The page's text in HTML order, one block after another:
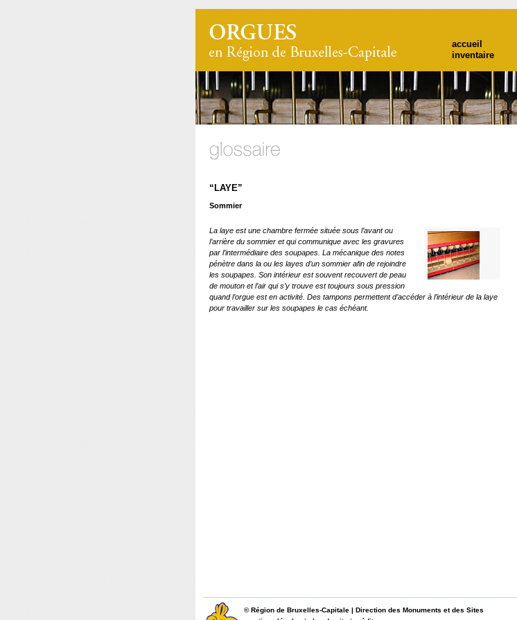
accueil
inventaire
“LAYE”
Sommier
La laye est une chambre fermée située sous l’avant ou
l’arrière du sommier et qui communique avec les gravures
par l’intermédiaire des soupapes. La mécanique des notes
pénètre dans la ou les layes d’un sommier afin de rejoindre
les soupapes. Son intérieur est souvent recouvert de peau
de mouton et l’air qui s’y trouve est toujours sous pression
quand l’orgue est en activité. Des tampons permettent d’accéder à l’intérieur de la laye
pour travailler sur les soupapes le cas échéant.
©Région de Bruxelles-Capitale | Direction des Monuments et des Sites